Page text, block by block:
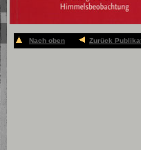
Nach oben Zurück